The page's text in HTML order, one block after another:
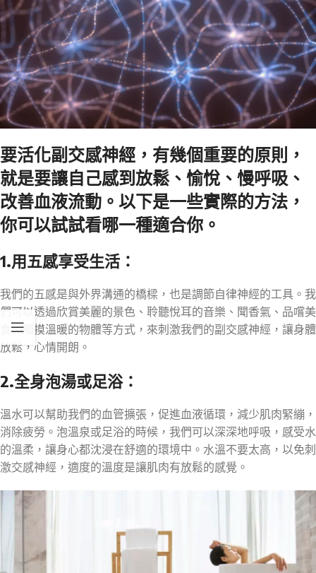
要活化副交感神經，有幾個重要的原則，
就是要讓自己感到放鬆、愉悅、慢呼吸、
改善血液流動。以下是一些實際的方法，
你可以試試看哪一種適合你。
1.用五感享受生活：
我們的五感是與外界溝通的橋樑，也是調節自律神經的工具。我
們可以透過欣賞美麗的景色、聆聽悅耳的音樂、聞香氣、品嚐美
食、觸摸溫暖的物體等方式，來刺激我們的副交感神經，讓身體
放鬆，心情開朗。
2.全身泡湯或足浴：
溫水可以幫助我們的血管擴張，促進血液循環，減少肌肉緊繃，
消除疲勞。泡溫泉或足浴的時候，我們可以深深地呼吸，感受水
的溫柔，讓身心都沈浸在舒適的環境中。水溫不要太高，以免刺
激交感神經，適度的溫度是讓肌肉有放鬆的感覺。